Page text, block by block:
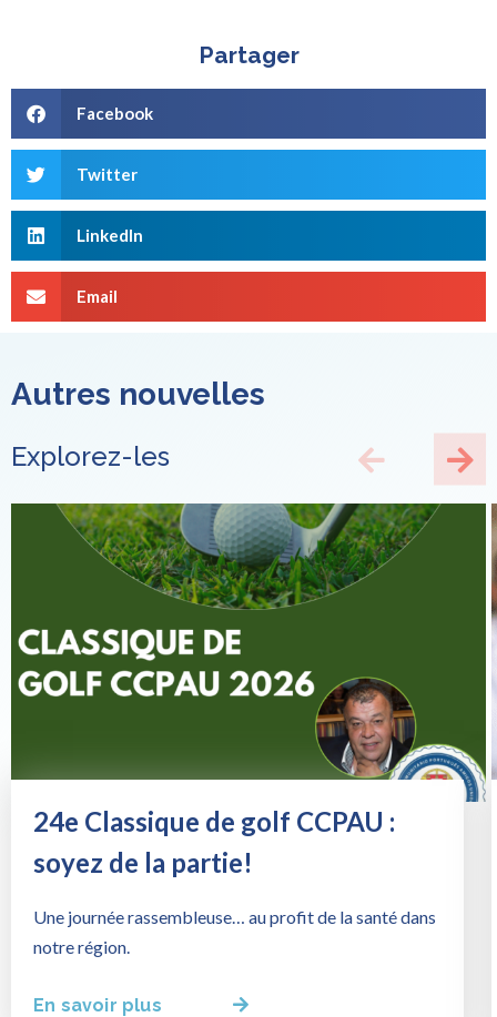
Partager
Facebook
Twitter
LinkedIn
Email
Autres nouvelles
Explorez-les
24e Classique de golf CCPAU :
soyez de la partie!
Une journée rassembleuse… au profit de la santé dans
notre région.
En savoir plus